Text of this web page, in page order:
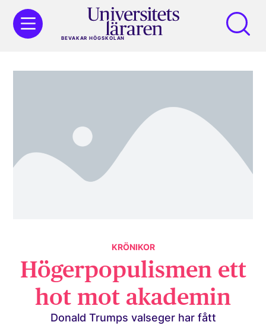
BEVAKAR HÖGSKOLAN
KRÖNIKOR
Högerpopulismen ett
hot mot akademin
Donald Trumps valseger har fått